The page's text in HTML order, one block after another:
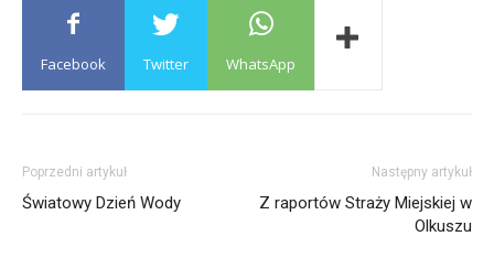
Facebook Twitter WhatsApp
Poprzedni artykuł
Światowy Dzień Wody
Następny artykuł
Z raportów Straży Miejskiej w
Olkuszu